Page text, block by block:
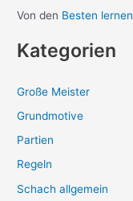
Von den Besten lernen
Kategorien
Große Meister
Grundmotive
Partien
Regeln
Schach allgemein